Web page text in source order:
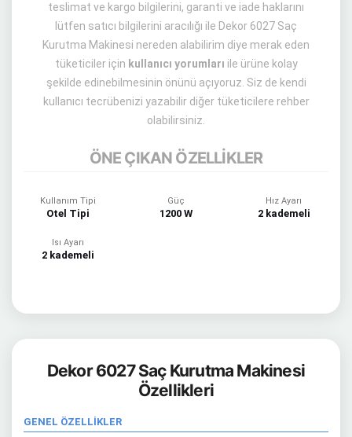
teslimat ve kargo bilgilerini, garanti ve iade haklarını
lütfen satıcı bilgilerini aracılığı ile Dekor 6027 Saç
Kurutma Makinesi nereden alabilirim diye merak eden
tüketiciler için kullanıcı yorumları ile ürüne kolay
şekilde edinebilmesinin önünü açıyoruz. Siz de kendi
kullanıcı tecrübenizi yazabilir diğer tüketicilere rehber
olabilirsiniz.
ÖNE ÇIKAN ÖZELLİKLER
Kullanım Tipi
Otel Tipi
Güç
1200 W
Hız Ayarı
2 kademeli
Isı Ayarı
2 kademeli
Dekor 6027 Saç Kurutma Makinesi
Özellikleri
GENEL ÖZELLİKLER